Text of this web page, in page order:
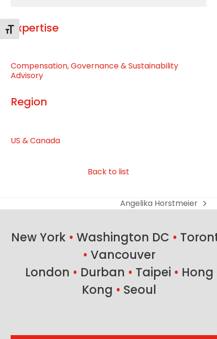
Alternar tamaño de letra
Expertise
Compensation, Governance & Sustainability
Advisory
Region
US & Canada
Back to list
next
Angelika Horstmeier
New York • Washington DC •
• Vancouver
London • Durban • Taipei • Hong
Kong • Seoul